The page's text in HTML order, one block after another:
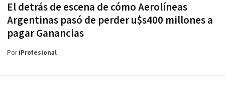
El detrás de escena de cómo Aerolíneas
Argentinas pasó de perder u$s400 millones a
pagar Ganancias
PoriProfesional